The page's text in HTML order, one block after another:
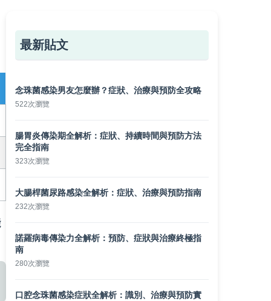
最新貼文
念珠菌感染男友怎麼辦？症狀、治療與預防全攻略
522次瀏覽
腸胃炎傳染期全解析：症狀、持續時間與預防方法
完全指南
323次瀏覽
大腸桿菌尿路感染全解析：症狀、治療與預防指南
232次瀏覽
諾羅病毒傳染力全解析：預防、症狀與治療終極指
南
280次瀏覽
口腔念珠菌感染症狀全解析：識別、治療與預防實